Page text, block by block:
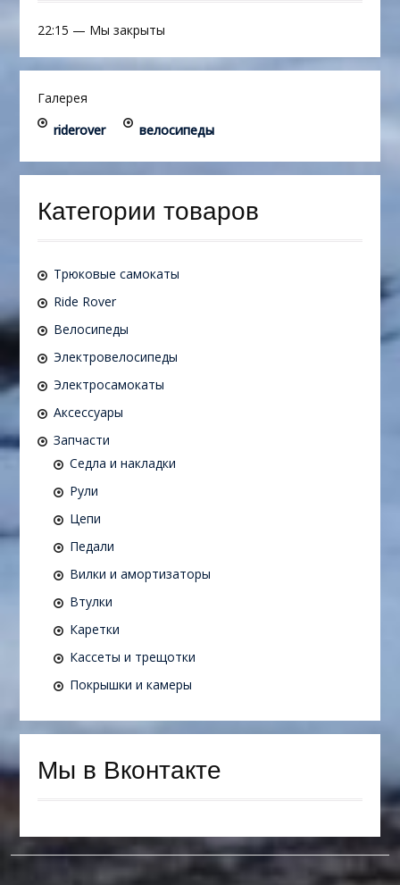
22:15 — Мы закрыты
Галерея
riderover
велосипеды
Категории товаров
Трюковые самокаты
Ride Rover
Велосипеды
Электровелосипеды
Электросамокаты
Аксессуары
Запчасти
Седла и накладки
Рули
Цепи
Педали
Вилки и амортизаторы
Втулки
Каретки
Кассеты и трещотки
Покрышки и камеры
Мы в Вконтакте